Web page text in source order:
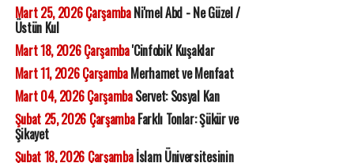
Mart 25, 2026 ÇarşambaNi'mel Abd - Ne Güzel /
Üstün Kul
Mart 18, 2026 Çarşamba'Cinfobik' Kuşaklar
Mart 11, 2026 ÇarşambaMerhamet ve Menfaat
Mart 04, 2026 ÇarşambaServet: Sosyal Kan
Şubat 25, 2026 ÇarşambaFarklı Tonlar: Şükür ve
Şikayet
Şubat 18, 2026 Çarşambaİslam Üniversitesinin